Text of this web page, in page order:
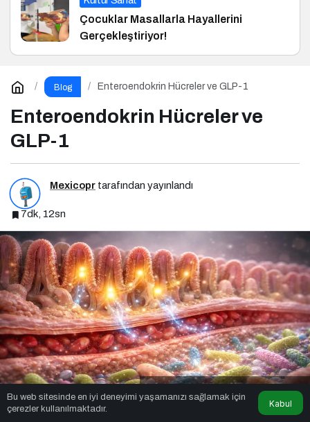
Çocuklar Masallarla Hayallerini
Gerçekleştiriyor!
Blog Enteroendokrin Hücreler ve GLP-1
Enteroendokrin Hücreler ve
GLP-1
Mexicopr tarafından yayınlandı
7dk, 12sn
Enteroendokrin Hücreler ve GLP-1
Bu web sitesinde en iyi deneyimi yaşamanızı sağlamak için
çerezler kullanılmaktadır.
Kabul